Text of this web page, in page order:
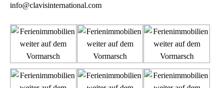
info@clavisinternational.com